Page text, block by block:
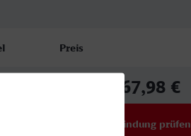
Preis
67,98 €
Verbindung prüfen